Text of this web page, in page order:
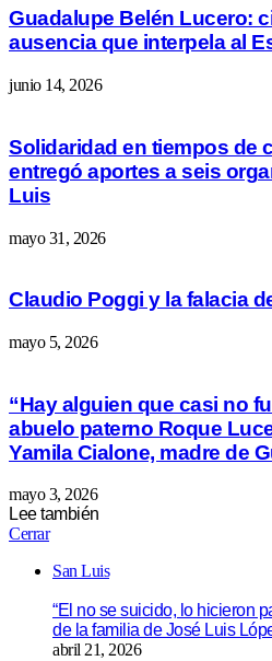
Guadalupe Belén Lucero:
ausencia que interpela al
junio 14, 2026
Solidaridad en tiempos de
entregó aportes a seis
Luis
mayo 31, 2026
Claudio Poggi y la falacia
mayo 5, 2026
“Hay alguien que casi no
abuelo paterno Roque
Yamila Cialone, madre de
mayo 3, 2026
Lee también
Cerrar
San Luis
“El no se suicido, lo hicieron
de la familia de José Luis
abril 21, 2026